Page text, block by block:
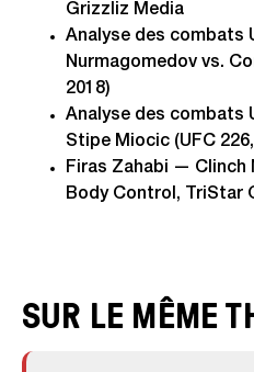
Grizzliz Media
Analyse des combats
Nurmagomedov vs.
2018)
Analyse des combats
Stipe Miocic (UFC
Firas Zahabi — Clinch
Body Control, TriStar
SUR LE MÊME